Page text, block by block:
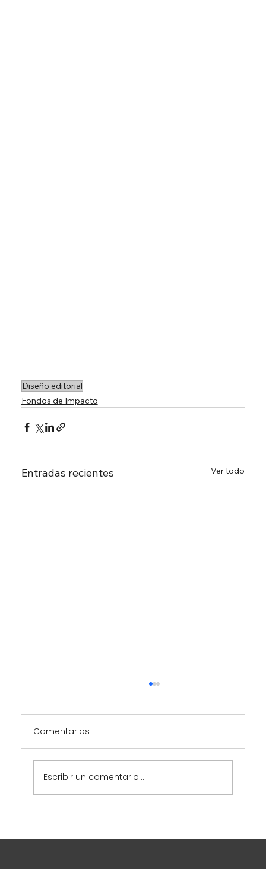
Diseño editorial
Fondos de Impacto
Entradas recientes Ver todo
Comentarios
Escribir un comentario...